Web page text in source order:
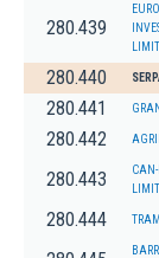
280.439
280.440
280.441
280.442
280.443
280.444